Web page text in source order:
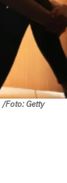
/Foto: Getty